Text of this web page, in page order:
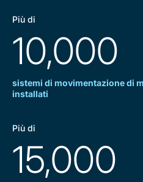
Più di
10,000
sistemi di movimentazione di
installati
Più di
15,000